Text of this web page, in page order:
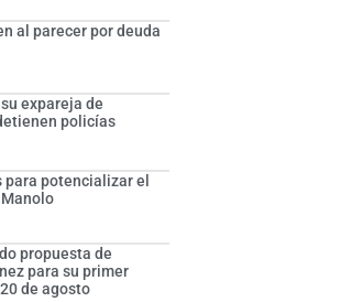
al parecer por deuda
expareja de
policías
para potencializar el
propuesta de
para su primer
de agosto